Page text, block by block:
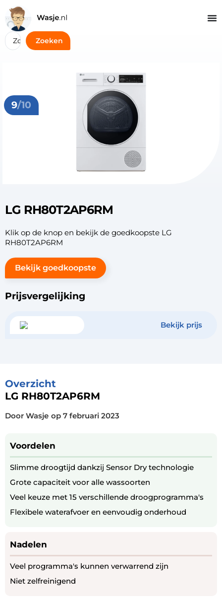
Zoeken
9/10
LG RH80T2AP6RM
Klik op de knop en bekijk de goedkoopste LG
RH80T2AP6RM
Bekijk goedkoopste
Prijsvergelijking
Bekijk prijs
Overzicht
LG RH80T2AP6RM
Door Wasje op 7 februari 2023
Voordelen
Slimme droogtijd dankzij Sensor Dry technologie
Grote capaciteit voor alle wassoorten
Veel keuze met 15 verschillende droogprogramma's
Flexibele waterafvoer en eenvoudig onderhoud
Nadelen
Veel programma's kunnen verwarrend zijn
Niet zelfreinigend